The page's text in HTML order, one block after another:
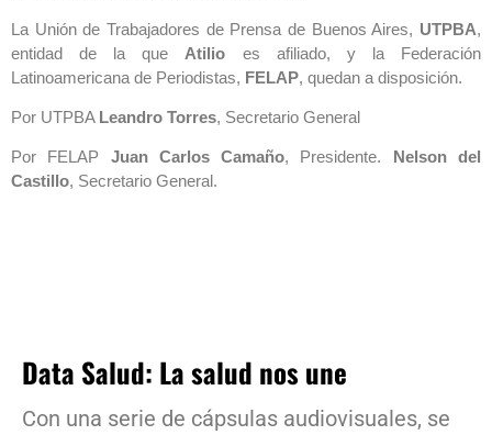
La Unión de Trabajadores de Prensa de Buenos Aires, UTPBA,
entidad de la que Atilio es afiliado, y la Federación
Latinoamericana de Periodistas, FELAP, quedan a disposición.
Por UTPBA Leandro Torres, Secretario General
Por FELAP Juan Carlos Camaño, Presidente.
Nelson del
Castillo, Secretario General.
Data Salud: La salud nos une
Con una serie de cápsulas audiovisuales, se